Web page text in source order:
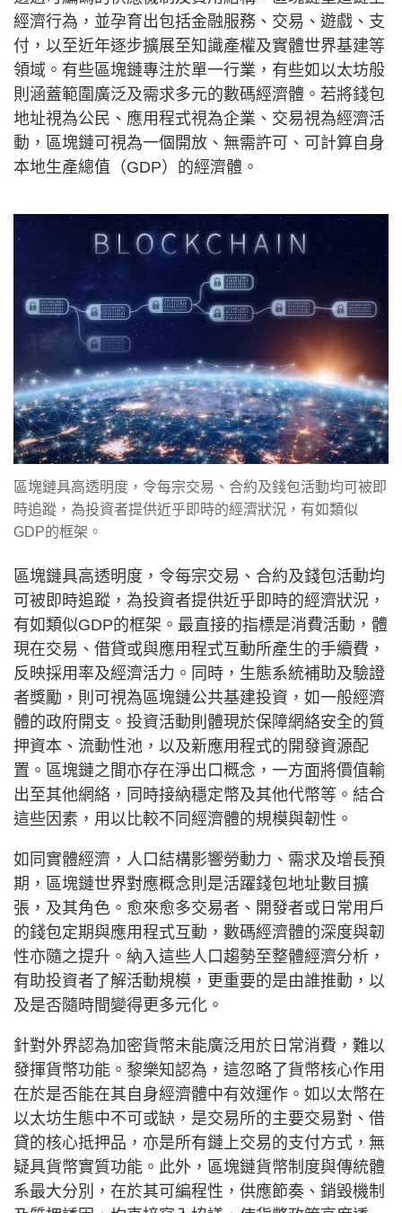
經濟行為，並孕育出包括金融服務、交易、遊戲、支
付，以至近年逐步擴展至知識產權及實體世界基建等
領域。有些區塊鏈專注於單一行業，有些如以太坊般
則涵蓋範圍廣泛及需求多元的數碼經濟體。若將錢包
地址視為公民、應用程式視為企業、交易視為經濟活
動，區塊鏈可視為一個開放、無需許可、可計算自身
本地生產總值（GDP）的經濟體。
區塊鏈具高透明度，令每宗交易、合約及錢包活動均可被即
時追蹤，為投資者提供近乎即時的經濟狀況，有如類似
GDP的框架。
區塊鏈具高透明度，令每宗交易、合約及錢包活動均
可被即時追蹤，為投資者提供近乎即時的經濟狀況，
有如類似GDP的框架。最直接的指標是消費活動，體
現在交易、借貸或與應用程式互動所產生的手續費，
反映採用率及經濟活力。同時，生態系統補助及驗證
者獎勵，則可視為區塊鏈公共基建投資，如一般經濟
體的政府開支。投資活動則體現於保障網絡安全的質
押資本、流動性池，以及新應用程式的開發資源配
置。區塊鏈之間亦存在淨出口概念，一方面將價值輸
出至其他網絡，同時接納穩定幣及其他代幣等。結合
這些因素，用以比較不同經濟體的規模與韌性。
如同實體經濟，人口結構影響勞動力、需求及增長預
期，區塊鏈世界對應概念則是活躍錢包地址數目擴
張，及其角色。愈來愈多交易者、開發者或日常用戶
的錢包定期與應用程式互動，數碼經濟體的深度與韌
性亦隨之提升。納入這些人口趨勢至整體經濟分析，
有助投資者了解活動規模，更重要的是由誰推動，以
及是否隨時間變得更多元化。
針對外界認為加密貨幣未能廣泛用於日常消費，難以
發揮貨幣功能。黎樂知認為，這忽略了貨幣核心作用
在於是否能在其自身經濟體中有效運作。如以太幣在
以太坊生態中不可或缺，是交易所的主要交易對、借
貸的核心抵押品，亦是所有鏈上交易的支付方式，無
疑具貨幣實質功能。此外，區塊鏈貨幣制度與傳統體
系最大分別，在於其可編程性，供應節奏、銷毀機制